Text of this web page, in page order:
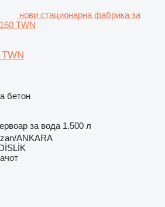
нови стационарна фабрика за
TWN
бетон
за вода 1.500 л
ANKARA